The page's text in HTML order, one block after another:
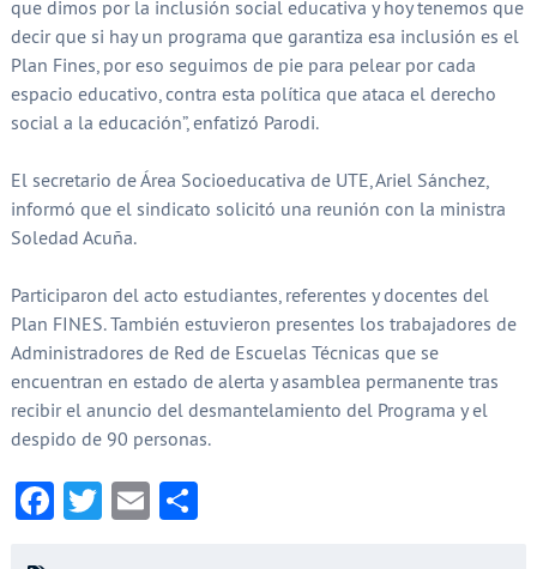
que dimos por la inclusión social educativa y hoy tenemos que
decir que si hay un programa que garantiza esa inclusión es el
Plan Fines, por eso seguimos de pie para pelear por cada
espacio educativo, contra esta política que ataca el derecho
social a la educación”, enfatizó Parodi.
El secretario de Área Socioeducativa de UTE, Ariel Sánchez,
informó que el sindicato solicitó una reunión con la ministra
Soledad Acuña.
Participaron del acto estudiantes, referentes y docentes del
Plan FINES. También estuvieron presentes los trabajadores de
Administradores de Red de Escuelas Técnicas que se
encuentran en estado de alerta y asamblea permanente tras
recibir el anuncio del desmantelamiento del Programa y el
despido de 90 personas.
Facebook
Twitter
EmailCompartir